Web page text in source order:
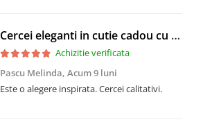
Cercei eleganti in cutie cadou cu trandafiri decorativi rosii, CRM, set romantic pentru femei
Achizitie verificata
Pascu Melinda, Acum 9 luni
Este o alegere inspirata. Cercei calitativi.